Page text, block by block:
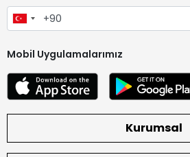
Mobil Uygulamalarımız
Kurumsal